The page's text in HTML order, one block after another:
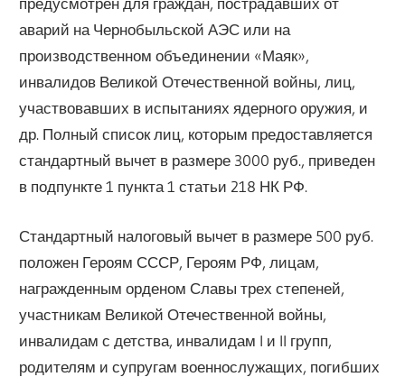
аварий на Чернобыльской АЭС или на
производственном объединении «Маяк»,
инвалидов Великой Отечественной войны, лиц,
участвовавших в испытаниях ядерного оружия, и
др. Полный список лиц, которым предоставляется
стандартный вычет в размере 3000 руб., приведен
в подпункте 1 пункта 1 статьи 218 НК РФ.
Стандартный налоговый вычет в размере 500 руб.
положен Героям СССР, Героям РФ, лицам,
награжденным орденом Славы трех степеней,
участникам Великой Отечественной войны,
инвалидам с детства, инвалидам I и II групп,
родителям и супругам военнослужащих, погибших